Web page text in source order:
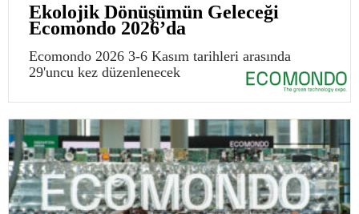
Ekolojik Dönüşümün Geleceği
Ecomondo 2026’da
Ecomondo 2026 3-6 Kasım tarihleri arasında
29'uncu kez düzenlenecek